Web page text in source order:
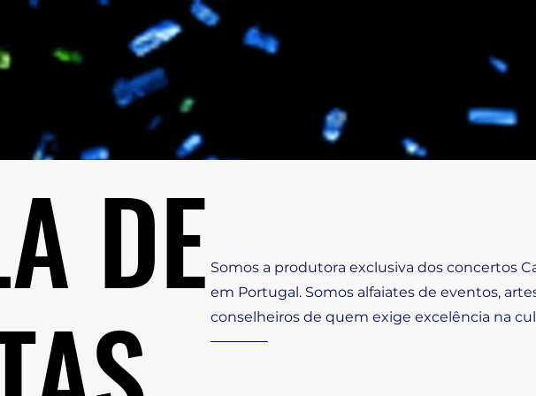
DE
DE Somos a produtora exclusiva dos concertos
em Portugal. Somos alfaiates de eventos,
conselheiros de quem exige excelência na